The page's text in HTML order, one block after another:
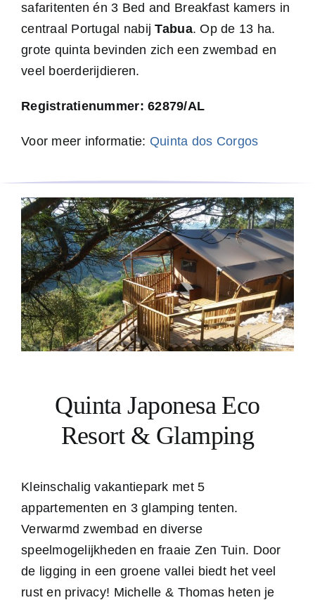
safaritenten én 3 Bed and Breakfast kamers in
centraal Portugal nabijTabua. Op de 13 ha.
grote quinta bevinden zich een zwembad en
veel boerderijdieren.
Registratienummer: 62879/AL
Voor meer informatie: Quinta dos Corgos
Quinta Japonesa Eco
Resort & Glamping
Kleinschalig vakantiepark met 5
appartementen en 3 glamping tenten.
Verwarmd zwembad en diverse
speelmogelijkheden en fraaie Zen Tuin. Door
de ligging in een groene vallei biedt het veel
rust en privacy! Michelle & Thomas heten je